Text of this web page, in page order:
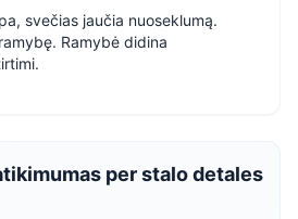
svečias jaučia nuoseklumą.
Ramybė didina
per stalo detales